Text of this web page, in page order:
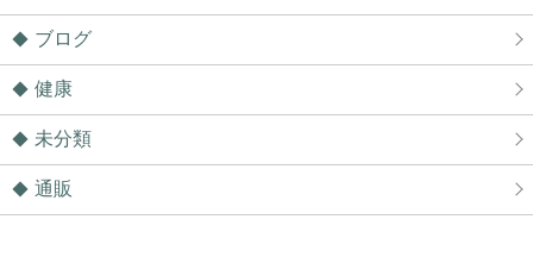
ブログ
健康
未分類
通販